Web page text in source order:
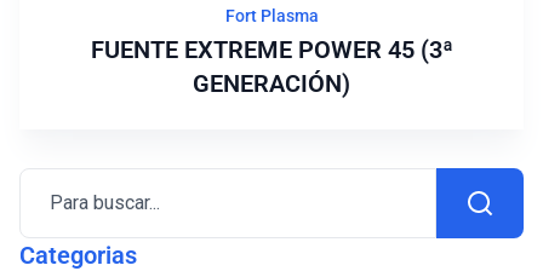
Fort Plasma
FUENTE EXTREME POWER 45 (3ª
GENERACIÓN)
Para buscar...
Categorias